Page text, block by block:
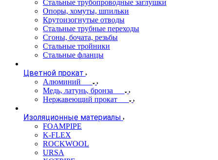
Стальные трубопроводные заглушки
Опоры, хомуты, шпильки
Крутоизогнутые отводы
Стальные трубные переходы
Сгоны, бочата, резьбы
Стальные тройники
Стальные фланцы
Цветной прокат
Алюминий
Медь, латунь, бронза
Нержавеющий прокат
Изоляционные материалы
FOAMPIPE
K-FLEX
ROCKWOOL
URSA